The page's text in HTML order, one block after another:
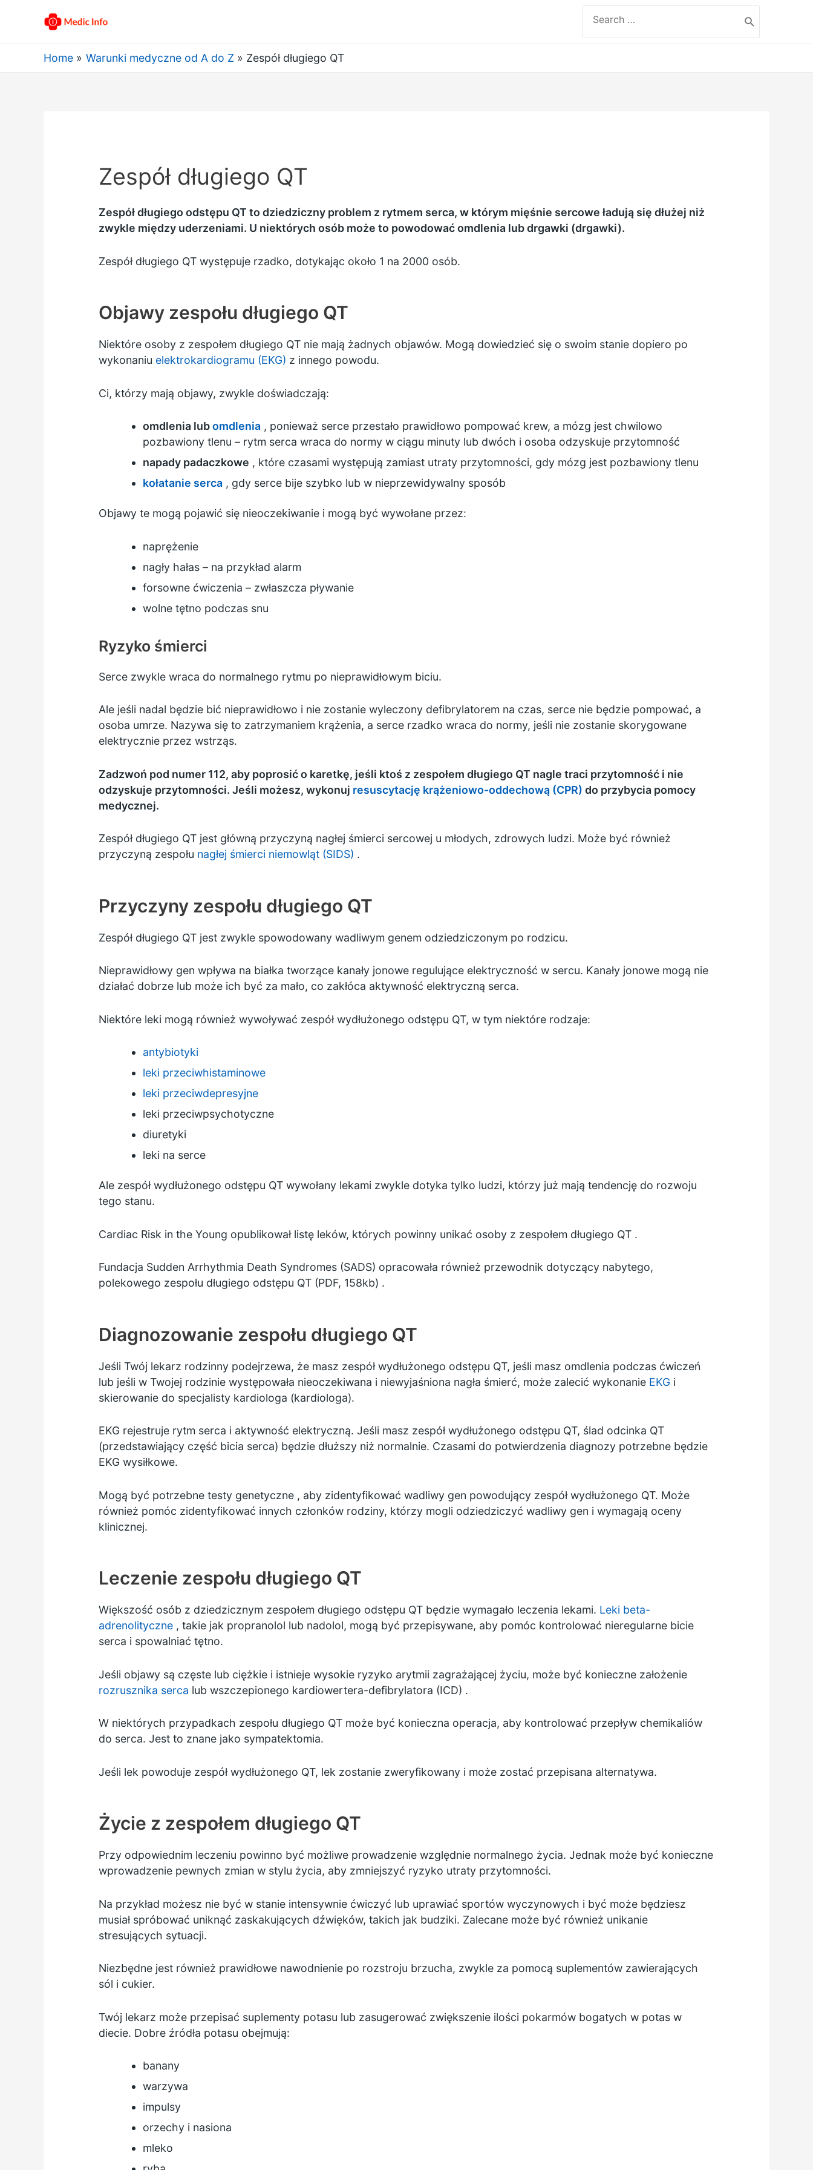
for:
Home Warunki medyczne od A do Z Zespół długiego QT
Zespół długiego QT
Zespół długiego odstępu QT to dziedziczny problem z rytmem serca, w którym mięśnie sercowe ładują się dłużej niż
zwykle między uderzeniami. U niektórych osób może to powodować omdlenia lub drgawki (drgawki).
Zespół długiego QT występuje rzadko, dotykając około 1 na 2000 osób.
Objawy zespołu długiego QT
Niektóre osoby z zespołem długiego QT nie mają żadnych objawów. Mogą dowiedzieć się o swoim stanie dopiero po
wykonaniu elektrokardiogramu (EKG) z innego powodu.
Ci, którzy mają objawy, zwykle doświadczają:
omdlenia lubomdlenia , ponieważ serce przestało prawidłowo pompować krew, a mózg jest chwilowo
pozbawiony tlenu – rytm serca wraca do normy w ciągu minuty lub dwóch i osoba odzyskuje przytomność
napady padaczkowe , które czasami występują zamiast utraty przytomności, gdy mózg jest pozbawiony tlenu
kołatanie serca , gdy serce bije szybko lub w nieprzewidywalny sposób
Objawy te mogą pojawić się nieoczekiwanie i mogą być wywołane przez:
naprężenie
nagły hałas – na przykład alarm
forsowne ćwiczenia – zwłaszcza pływanie
wolne tętno podczas snu
Ryzyko śmierci
Serce zwykle wraca do normalnego rytmu po nieprawidłowym biciu.
Ale jeśli nadal będzie bić nieprawidłowo i nie zostanie wyleczony defibrylatorem na czas, serce nie będzie pompować, a
osoba umrze. Nazywa się to zatrzymaniem krążenia, a serce rzadko wraca do normy, jeśli nie zostanie skorygowane
elektrycznie przez wstrząs.
Zadzwoń pod numer 112, aby poprosić o karetkę, jeśli ktoś z zespołem długiego QT nagle traci przytomność i nie
odzyskuje przytomności. Jeśli możesz, wykonuj resuscytację krążeniowo-oddechową (CPR) do przybycia pomocy
medycznej.
Zespół długiego QT jest główną przyczyną nagłej śmierci sercowej u młodych, zdrowych ludzi. Może być również
przyczyną zespołu nagłej śmierci niemowląt (SIDS) .
Przyczyny zespołu długiego QT
Zespół długiego QT jest zwykle spowodowany wadliwym genem odziedziczonym po rodzicu.
Nieprawidłowy gen wpływa na białka tworzące kanały jonowe regulujące elektryczność w sercu. Kanały jonowe mogą nie
działać dobrze lub może ich być za mało, co zakłóca aktywność elektryczną serca.
Niektóre leki mogą również wywoływać zespół wydłużonego odstępu QT, w tym niektóre rodzaje:
antybiotyki
leki przeciwhistaminowe
leki przeciwdepresyjne
leki przeciwpsychotyczne
diuretyki
leki na serce
Ale zespół wydłużonego odstępu QT wywołany lekami zwykle dotyka tylko ludzi, którzy już mają tendencję do rozwoju
tego stanu.
Cardiac Risk in the Young opublikował listę leków, których powinny unikać osoby z zespołem długiego QT.
Fundacja Sudden Arrhythmia Death Syndromes (SADS) opracowała również przewodnik dotyczący nabytego,
polekowego zespołu długiego odstępu QT (PDF, 158kb) .
Diagnozowanie zespołu długiego QT
Jeśli Twój lekarz rodzinny podejrzewa, że masz zespół wydłużonego odstępu QT, jeśli masz omdlenia podczas ćwiczeń
lub jeśli w Twojej rodzinie występowała nieoczekiwana i niewyjaśniona nagła śmierć, może zalecić wykonanie EKG i
skierowanie do specjalisty kardiologa (kardiologa).
EKG rejestruje rytm serca i aktywność elektryczną. Jeśli masz zespół wydłużonego odstępu QT, ślad odcinka QT
(przedstawiający część bicia serca) będzie dłuższy niż normalnie. Czasami do potwierdzenia diagnozy potrzebne będzie
EKG wysiłkowe.
Mogą być potrzebne testy genetyczne, aby zidentyfikować wadliwy gen powodujący zespół wydłużonego QT. Może
również pomóc zidentyfikować innych członków rodziny, którzy mogli odziedziczyć wadliwy gen i wymagają oceny
klinicznej.
Leczenie zespołu długiego QT
Większość osób z dziedzicznym zespołem długiego odstępu QT będzie wymagało leczenia lekami. Leki beta-
adrenolityczne, takie jak propranolol lub nadolol, mogą być przepisywane, aby pomóc kontrolować nieregularne bicie
serca i spowalniać tętno.
Jeśli objawy są częste lub ciężkie i istnieje wysokie ryzyko arytmii zagrażającej życiu, może być konieczne założenie
rozrusznika serca lub wszczepionego kardiowertera-defibrylatora (ICD) .
W niektórych przypadkach zespołu długiego QT może być konieczna operacja, aby kontrolować przepływ chemikaliów
do serca. Jest to znane jako sympatektomia.
Jeśli lek powoduje zespół wydłużonego QT, lek zostanie zweryfikowany i może zostać przepisana alternatywa.
Życie z zespołem długiego QT
Przy odpowiednim leczeniu powinno być możliwe prowadzenie względnie normalnego życia. Jednak może być konieczne
wprowadzenie pewnych zmian w stylu życia, aby zmniejszyć ryzyko utraty przytomności.
Na przykład możesz nie być w stanie intensywnie ćwiczyć lub uprawiać sportów wyczynowych i być może będziesz
musiał spróbować uniknąć zaskakujących dźwięków, takich jak budziki. Zalecane może być również unikanie
stresujących sytuacji.
Niezbędne jest również prawidłowe nawodnienie po rozstroju brzucha, zwykle za pomocą suplementów zawierających
sól i cukier.
Twój lekarz może przepisać suplementy potasu lub zasugerować zwiększenie ilości pokarmów bogatych w potas w
diecie. Dobre źródła potasu obejmują:
banany
warzywa
impulsy
orzechy i nasiona
mleko